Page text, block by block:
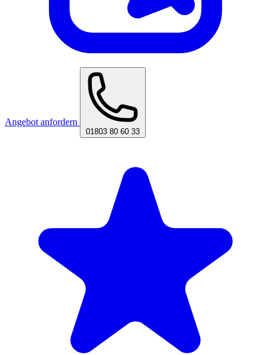
Angebot anfordern
01803 80 60 33